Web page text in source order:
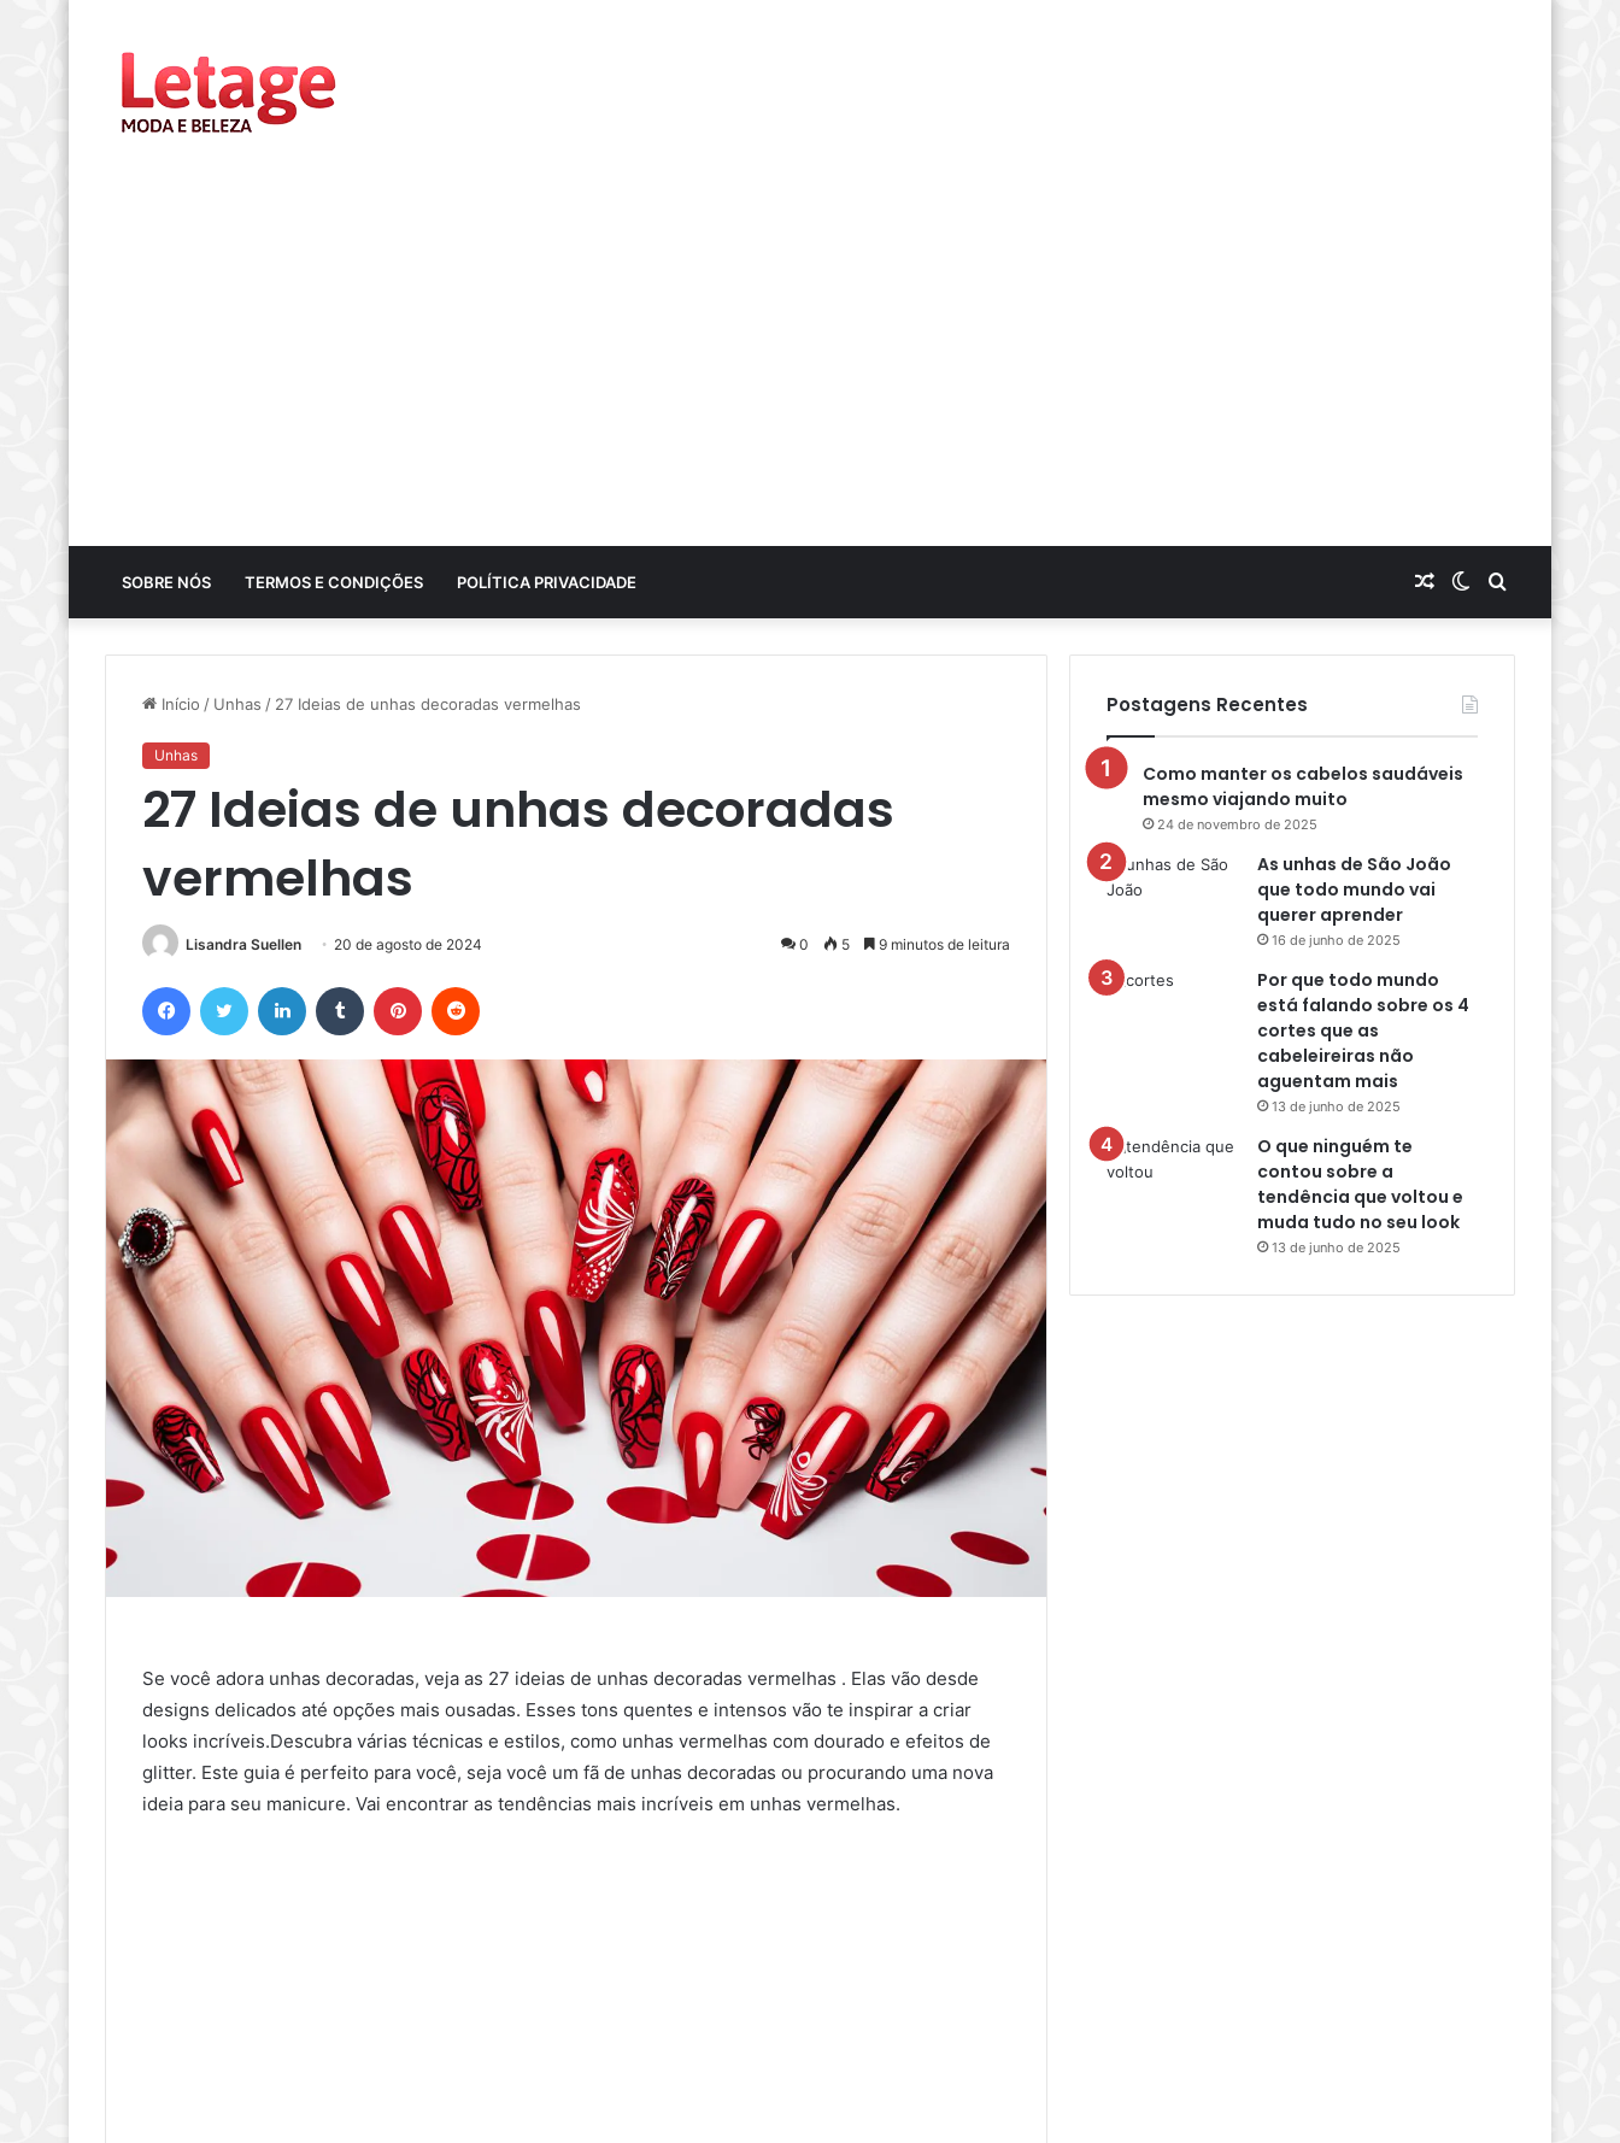
SOBRE NÓS TERMOS E CONDIÇÕES POLÍTICA PRIVACIDADE Procurar
por
Switch
skin
Artigo
aleatório
Início / Unhas / 27 Ideias de unhas decoradas vermelhas
Unhas
27 Ideias de unhas decoradas
vermelhas
Lisandra Suellen 20 de agosto de 2024 0 5 9 minutos de leitura
FacebookTwitter Linkedin Tumblr Pinterest
Se você adora unhas decoradas, veja as 27 ideias de unhas decoradas vermelhas . Elas vão desde
designs delicados até opções mais ousadas. Esses tons quentes e intensos vão te inspirar a criar
looks incríveis.Descubra várias técnicas e estilos, como unhas vermelhas com dourado e efeitos de
glitter. Este guia é perfeito para você, seja você um fã de unhas decoradas ou procurando uma nova
ideia para seu manicure. Vai encontrar as tendências mais incríveis em unhas vermelhas.
Postagens Recentes
Como manter os cabelos saudáveis
mesmo viajando muito
24 de novembro de 2025
As unhas de São João
que todo mundo vai
querer aprender
16 de junho de 2025
Por que todo mundo
está falando sobre os 4
cortes que as
cabeleireiras não
aguentam mais
13 de junho de 2025
O que ninguém te
contou sobre a
tendência que voltou e
muda tudo no seu look
13 de junho de 2025